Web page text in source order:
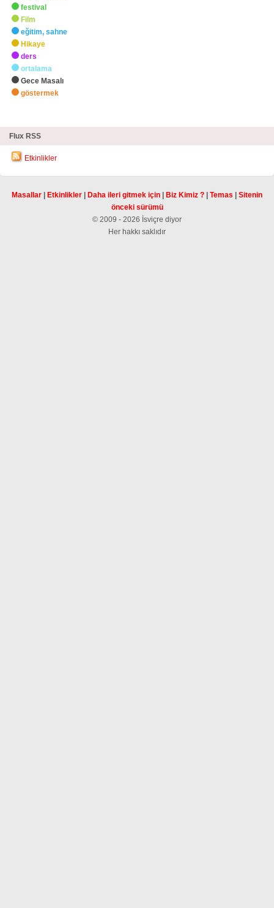
festival
Film
eğitim, sahne
Hikaye
ders
ortalama
Gece Masalı
göstermek
Flux RSS
Etkinlikler
Masallar Etkinlikler Daha ileri gitmek için Biz Kimiz ? Temas
Sitenin
önceki sürümü
© 2009 - 2026 İsviçre diyor
Her hakkı saklıdır